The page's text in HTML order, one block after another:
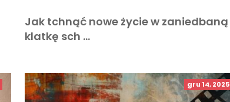
Jak tchnąć nowe życie w zaniedbaną
klatkę sch …
gru 14, 2025